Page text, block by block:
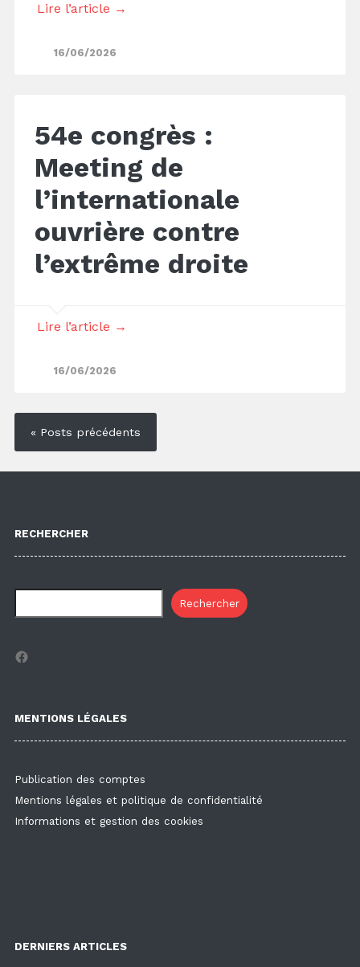
Lire l’article →
16/06/2026
54e congrès :
Meeting de
l’internationale
ouvrière contre
l’extrême droite
Lire l’article →
16/06/2026
« Posts précédents
RECHERCHER
Rechercher
Facebook
MENTIONS LÉGALES
Publication des comptes
Mentions légales et politique de confidentialité
Informations et gestion des cookies
DERNIERS ARTICLES